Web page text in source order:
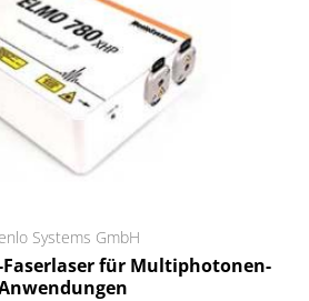
Systems GmbH
für Multiphotonen-